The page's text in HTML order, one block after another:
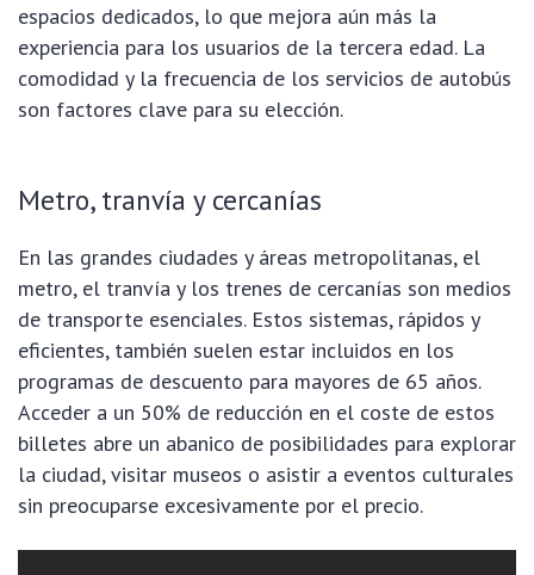
espacios dedicados, lo que mejora aún más la
experiencia para los usuarios de la tercera edad. La
comodidad y la frecuencia de los servicios de autobús
son factores clave para su elección.
Metro, tranvía y cercanías
En las grandes ciudades y áreas metropolitanas, el
metro, el tranvía y los trenes de cercanías son medios
de transporte esenciales. Estos sistemas, rápidos y
eficientes, también suelen estar incluidos en los
programas de descuento para mayores de 65 años.
Acceder a un 50% de reducción en el coste de estos
billetes abre un abanico de posibilidades para explorar
la ciudad, visitar museos o asistir a eventos culturales
sin preocuparse excesivamente por el precio.